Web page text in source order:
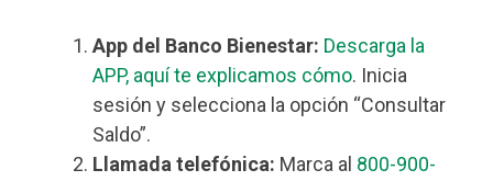
App del Banco Bienestar: Descarga la
APP, aquí te explicamos cómo. Inicia
sesión y selecciona la opción “Consultar
Saldo”.
Llamada telefónica: Marca al 800-900-